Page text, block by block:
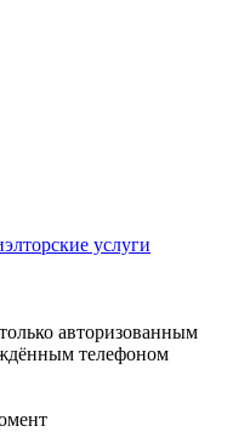
услуги
авторизованным
телефоном